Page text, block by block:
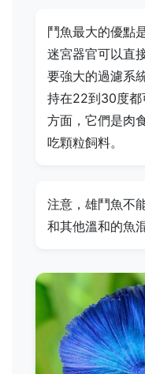
鬥魚最大的優點
迷宮器官可以直
要強大的過濾系
持在22到30度都
方面，它們是肉
吃顆粒飼料。
注意，雄鬥魚不
和其他溫和的魚